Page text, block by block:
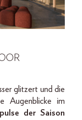
glitzert und die
Augenblicke im
der Saison